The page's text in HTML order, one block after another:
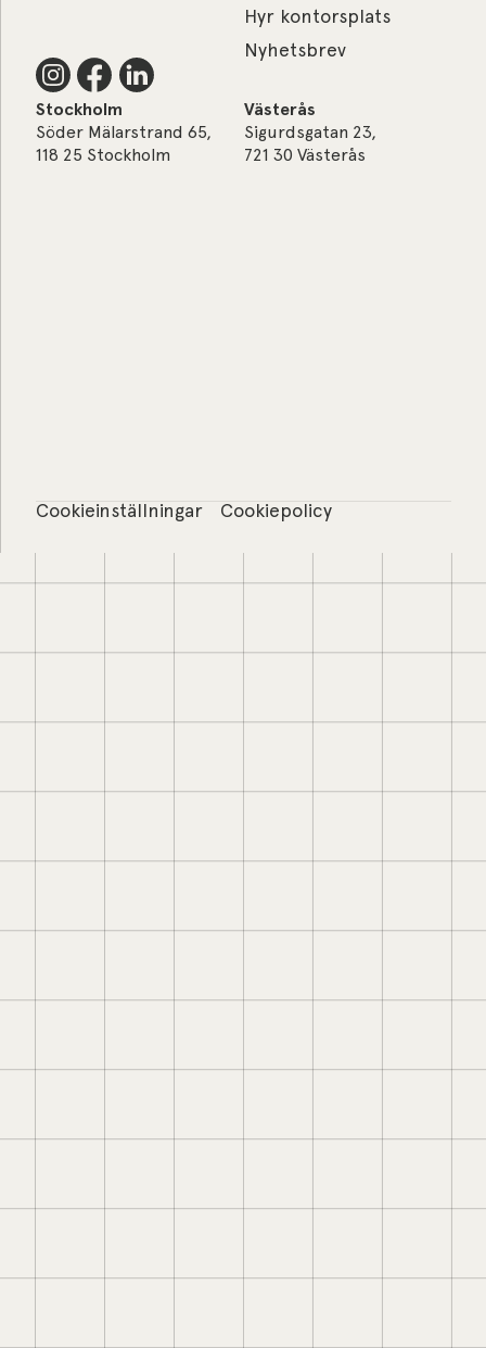
Hyr kontorsplats
Nyhetsbrev
Stockholm
Söder Mälarstrand 65,
118 25 Stockholm
Västerås
Sigurdsgatan 23,
721 30 Västerås
Cookieinställningar Cookiepolicy